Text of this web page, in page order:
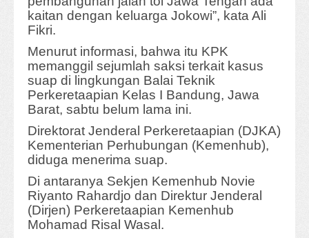
kaitan dengan keluarga Jokowi”, kata Ali
Fikri.
Menurut informasi, bahwa itu KPK
memanggil sejumlah saksi terkait kasus
suap di lingkungan Balai Teknik
Perkeretaapian Kelas I Bandung, Jawa
Barat, sabtu belum lama ini.
Direktorat Jenderal Perkeretaapian (DJKA)
Kementerian Perhubungan (Kemenhub),
diduga menerima suap.
Di antaranya Sekjen Kemenhub Novie
Riyanto Rahardjo dan Direktur Jenderal
(Dirjen) Perkeretaapian Kemenhub
Mohamad Risal Wasal.